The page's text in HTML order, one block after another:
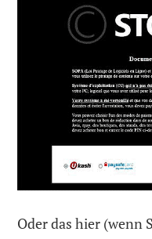
Oder das hier (wenn